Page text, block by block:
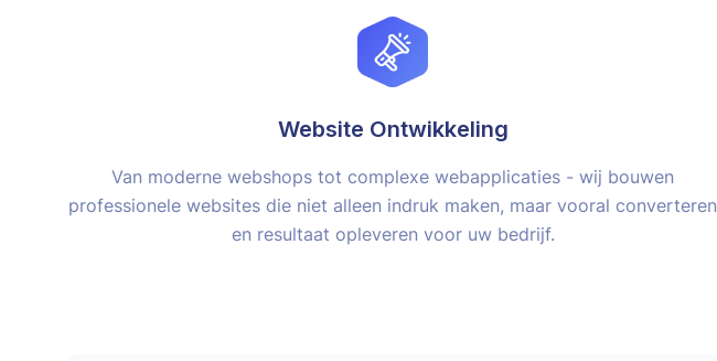
Website Ontwikkeling
Van moderne webshops tot complexe webapplicaties - wij bouwen
professionele websites die niet alleen indruk maken, maar vooral converteren
en resultaat opleveren voor uw bedrijf.